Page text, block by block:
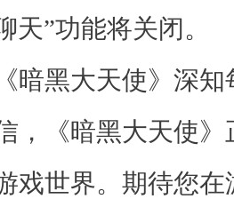
天”功能将关闭。
暗黑大天使》深
，《暗黑大天使
戏世界。期待您